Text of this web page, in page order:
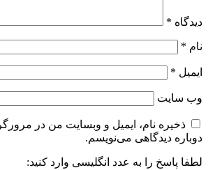
دیدگاه *
نام *
ایمیل *
وب‌ سایت
ذخیره نام، ایمیل و وبسایت من در
دوباره دیدگاهی می‌نویسم.
لطفا پاسخ را به عدد انگلیسی وارد کنید: